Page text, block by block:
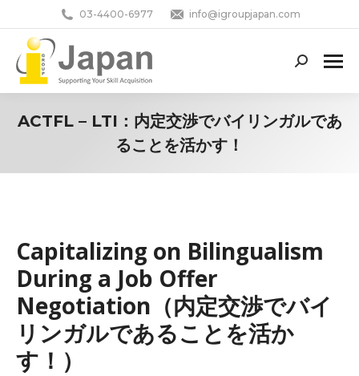
03-4400-6977 info@igroupjapan.com
Search:
ACTFL – LTI：内定交渉でバイリンガルであ
ることを活かす！
Capitalizing on Bilingualism
During a Job Offer
Negotiation（内定交渉でバイ
リンガルであることを活か
す！）